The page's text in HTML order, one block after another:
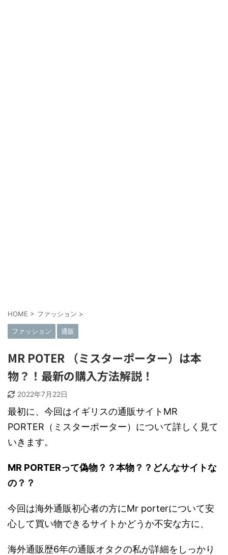
HOME > ファッション >
ファッション 通販
MR POTER （ミスターポーター）は本
物？！最新の購入方法解説！
2022年7月22日
最初に、今回はイギリスの通販サイトMR
PORTER（ミスターポーター）について詳しく見て
いきます。
MR PORTERって偽物？？本物？？どんなサイトな
の？？
今回は海外通販初心者の方にMr porterについて安
心して買い物できるサイトかどうか不安な方に、
海外通販歴6年の通販オタクの私が詳細をしっかり